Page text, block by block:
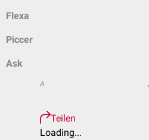
Flexa
Piccer
Ask
A
Teilen
Loading...